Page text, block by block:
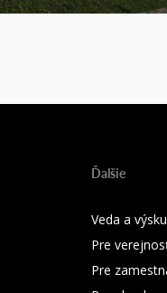
Ďalšie
Veda a
Pre
Pre